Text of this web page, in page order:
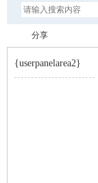
分享
{userpanelarea2}